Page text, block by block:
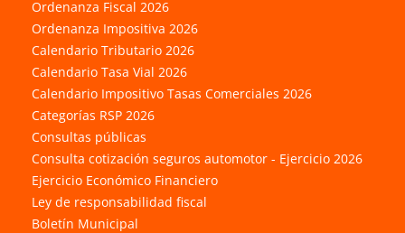
Ordenanza Fiscal 2026
Ordenanza Impositiva 2026
Calendario Tributario 2026
Calendario Tasa Vial 2026
Calendario Impositivo Tasas Comerciales 2026
Categorías RSP 2026
Consultas públicas
Consulta cotización seguros automotor - Ejercicio 2026
Ejercicio Económico Financiero
Ley de responsabilidad fiscal
Boletín Municipal